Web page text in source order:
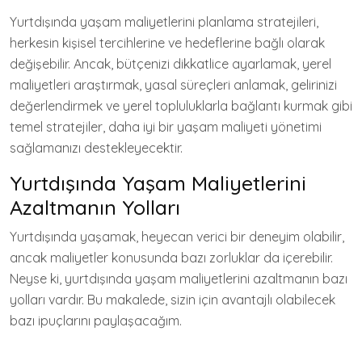
Yurtdışında yaşam maliyetlerini planlama stratejileri,
herkesin kişisel tercihlerine ve hedeflerine bağlı olarak
değişebilir. Ancak, bütçenizi dikkatlice ayarlamak, yerel
maliyetleri araştırmak, yasal süreçleri anlamak, gelirinizi
değerlendirmek ve yerel topluluklarla bağlantı kurmak gibi
temel stratejiler, daha iyi bir yaşam maliyeti yönetimi
sağlamanızı destekleyecektir.
Yurtdışında Yaşam Maliyetlerini
Azaltmanın Yolları
Yurtdışında yaşamak, heyecan verici bir deneyim olabilir,
ancak maliyetler konusunda bazı zorluklar da içerebilir.
Neyse ki, yurtdışında yaşam maliyetlerini azaltmanın bazı
yolları vardır. Bu makalede, sizin için avantajlı olabilecek
bazı ipuçlarını paylaşacağım.